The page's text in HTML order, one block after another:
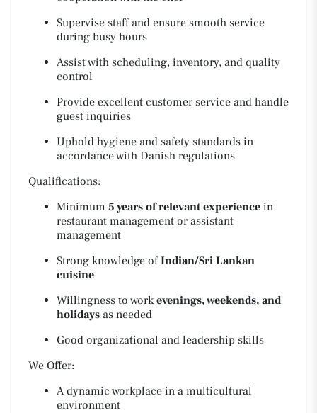
Supervise staff and ensure smooth service
during busy hours
Assist with scheduling, inventory, and quality
control
Provide excellent customer service and handle
guest inquiries
Uphold hygiene and safety standards in
accordance with Danish regulations
Qualifications:
Minimum 5 years of relevant experience in
restaurant management or assistant
management
Strong knowledge ofIndian/Sri Lankan
cuisine
Willingness to workevenings, weekends, and
holidays as needed
Good organizational and leadership skills
We Offer:
A dynamic workplace in a multicultural
environment